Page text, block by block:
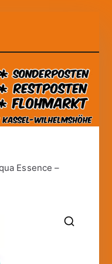
Kassel
Essence –